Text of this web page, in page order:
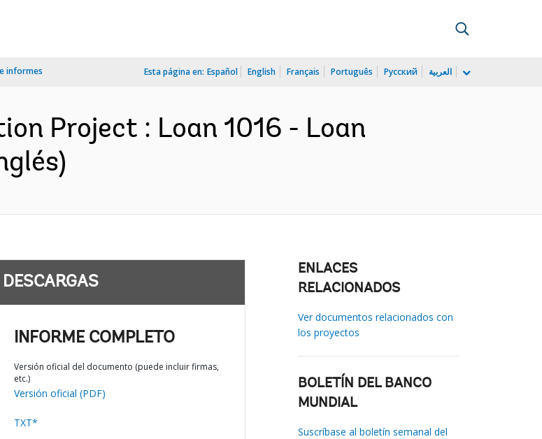
informes Esta página en: Español English Français Português Русский العربية
Project : Loan 1016 - Loan
DESCARGAS
INFORME COMPLETO
Versión oficial del documento (puede incluir firmas,
etc.)
Versión oficial (PDF)
TXT*
ENLACES
RELACIONADOS
Ver documentos relacionados con
los proyectos
BOLETÍN DEL BANCO
MUNDIAL
Suscríbase al boletín semanal del